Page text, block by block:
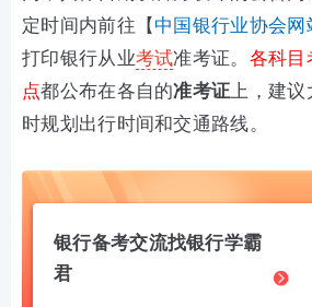
定时间内前往 【 中国银行业协会网
打印银行从业考试准考证。 各科目
点都公布在各自的准考证上，建议
时规划出行时间和交通路线。
银行备考交流找银行学霸
君